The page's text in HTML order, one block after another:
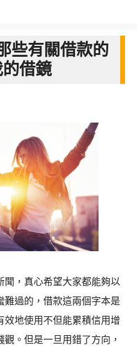
有關借款的
借鏡
聞，真心希望大家都能夠以
難過的，借款這兩個字本是
地使用不但能累積信用增
。但是一旦用錯了方向，